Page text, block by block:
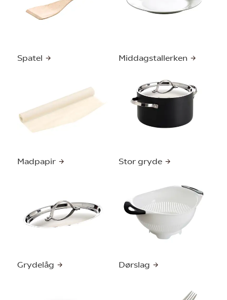
Spatel Middagstallerken
Madpapir Stor gryde
Grydelåg Dørslag